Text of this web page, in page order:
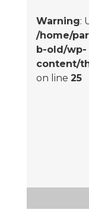
Warning:
/home/
b-old/wp-
content/
on line 25